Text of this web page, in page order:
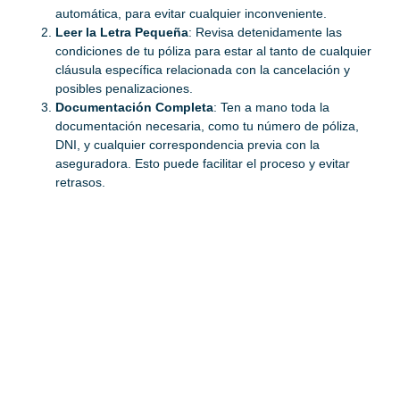
automática, para evitar cualquier inconveniente.
Leer la Letra Pequeña: Revisa detenidamente las
condiciones de tu póliza para estar al tanto de cualquier
cláusula específica relacionada con la cancelación y
posibles penalizaciones.
Documentación Completa: Ten a mano toda la
documentación necesaria, como tu número de póliza,
DNI, y cualquier correspondencia previa con la
aseguradora. Esto puede facilitar el proceso y evitar
retrasos.